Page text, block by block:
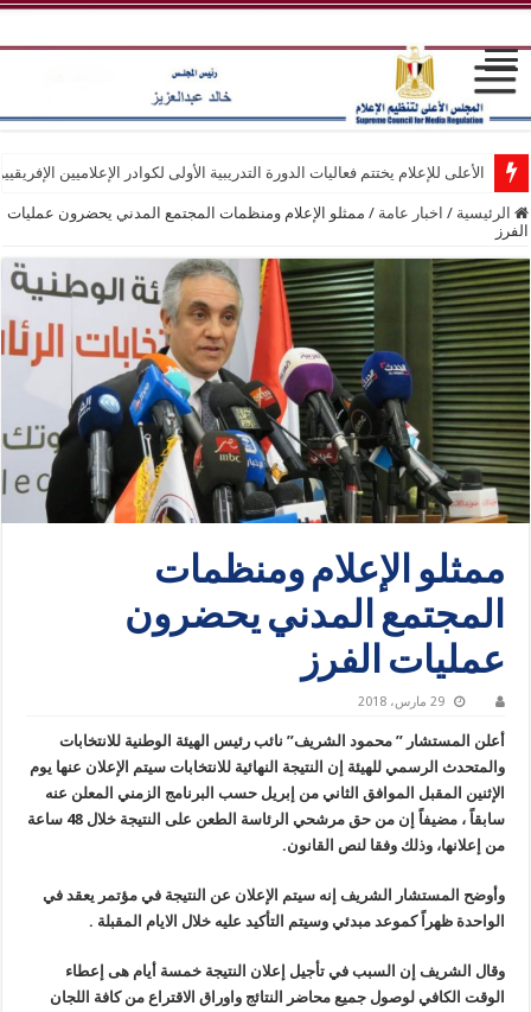
الأعلى للإعلام يختتم فعاليات الدورة التدريبية الأولى لكوادر الإعلاميين
الرئيسية / اخبار عامة / ممثلو الإعلام ومنظمات المجتمع المدني يحضرون عمليات
الفرز
ممثلو الإعلام ومنظمات
المجتمع المدني يحضرون
عمليات الفرز
29 مارس، 2018
أعلن المستشار ” محمود الشريف” نائب رئيس الهيئة الوطنية للانتخابات
والمتحدث الرسمي للهيئة إن النتيجة النهائية للانتخابات سيتم الإعلان عنها يوم
الإثنين المقبل الموافق الثاني من إبريل حسب البرنامج الزمني المعلن عنه
سابقاً ، مضيفاً إن من حق مرشحي الرئاسة الطعن على النتيجة خلال 48 ساعة
من إعلانها، وذلك وفقا لنص القانون.
وأوضح المستشار الشريف إنه سيتم الإعلان عن النتيجة في مؤتمر يعقد في
الواحدة ظهراً كموعد مبدئي وسيتم التأكيد عليه خلال الايام المقبلة .
وقال الشريف إن السبب في تأجيل إعلان النتيجة خمسة أيام هى إعطاء
الوقت الكافي لوصول جميع محاضر النتائج واوراق الاقتراع من كافة اللجان